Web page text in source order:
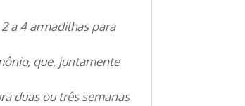
a 4 armadilhas para
que, juntamente
duas ou três semanas